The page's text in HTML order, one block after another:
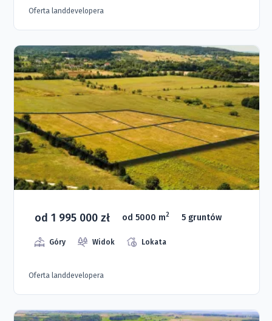
Oferta landdevelopera
od 1 995 000 zł od 5000 m2 5 gruntów
Góry Widok Lokata
Oferta landdevelopera